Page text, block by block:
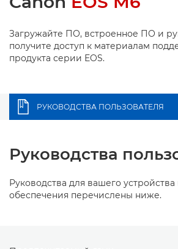
Загружайте ПО, встроенное ПО и
получите доступ к материалам
продукта серии EOS.
РУКОВОДСТВА ПОЛЬЗОВАТЕЛЯ
Руководства
Руководства для вашего
обеспечения перечислены ниже.